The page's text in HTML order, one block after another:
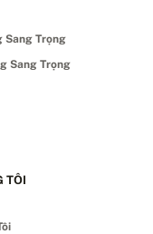
Sang Trọng
Sang Trọng
TÔI